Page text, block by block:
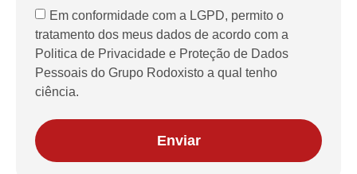
Em conformidade com a LGPD, permito o
tratamento dos meus dados de acordo com a
Politica de Privacidade e Proteção de Dados
Pessoais do Grupo Rodoxisto a qual tenho
ciência.
Enviar